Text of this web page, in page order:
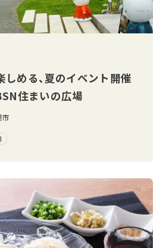
める、夏のイベント開催
住まいの広場
市